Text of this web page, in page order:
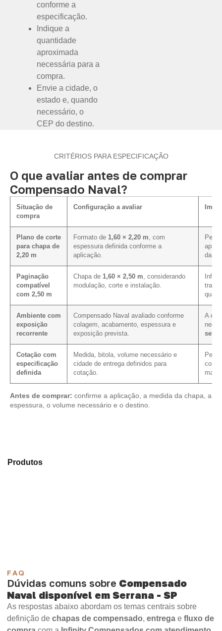
conforme a
especificação.
Indique a
quantidade
aproximada
necessária para a
compra.
Envie a cidade, o
estado e, quando
necessário, o
CEP do destino.
CRITÉRIOS PARA ESPECIFICAÇÃO
O que avaliar antes de comprar
Compensado Naval?
Situação de
compra
Configuração a avaliar
Plano de corte
para chapa de
2,20 m
Formato de 1,60 × 2,20 m , com
espessura definida conforme a
aplicação.
da
Paginação
compatível
com 2,50 m
Chapa de 1,60 × 2,50 m , considerando
modulação, corte e instalação.
Ambiente com
exposição
recorrente
Compensado Naval avaliado conforme
colagem, acabamento, espessura e
exposição prevista.
A
Cotação com
especificação
definida
Medida, bitola, volume necessário e
cidade de entrega definidos para
cotação.
mais
Antes de comprar: confirme a aplicação, a medida da chapa, a
espessura, o volume necessário e o destino.
Produtose selecione o material mais indicado para sua
FAQ
Dúvidas comuns sobre Compensado
Naval disponível em Serrana - SP
As respostas abaixo abordam os temas centrais sobre
definição de chapas de compensado, entrega e fluxo de